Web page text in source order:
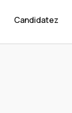
Candidatez